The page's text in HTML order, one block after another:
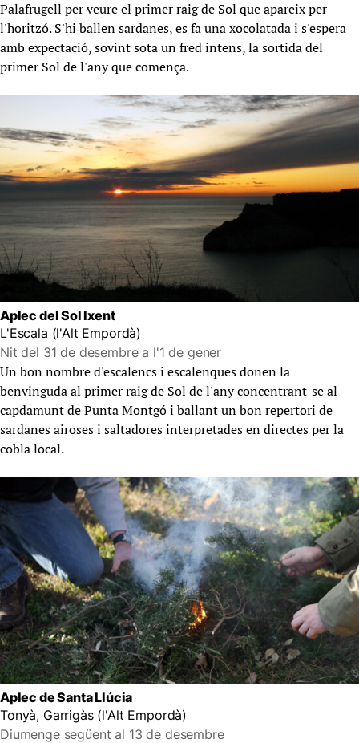
Palafrugell per veure el primer raig de Sol que apareix per
l'horitzó. S'hi ballen sardanes, es fa una xocolatada i s'espera
amb expectació, sovint sota un fred intens, la sortida del
primer Sol de l'any que comença.
Aplec del Sol Ixent
L'Escala (l'Alt Empordà)
Nit del 31 de desembre a l'1 de gener
Un bon nombre d'escalencs i escalenques donen la
benvinguda al primer raig de Sol de l'any concentrant-se al
capdamunt de Punta Montgó i ballant un bon repertori de
sardanes airoses i saltadores interpretades en directes per la
cobla local.
Aplec de Santa Llúcia
Tonyà, Garrigàs (l'Alt Empordà)
Diumenge següent al 13 de desembre